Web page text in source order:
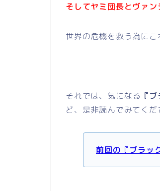
そしてヤミ団長とヴァン
世界の危機を救う為にこ
それでは、気になる 『
ど、是非読んでみてくだ
前回の『ブラッ